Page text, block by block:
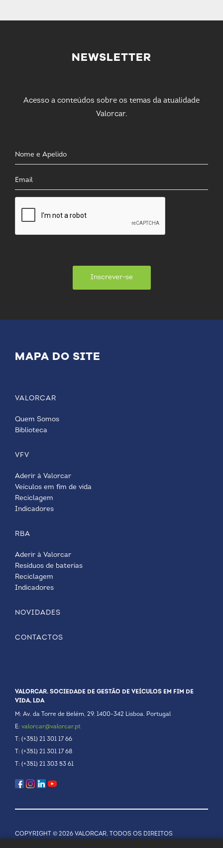
NEWSLETTER
Acesso a conteúdos sobre os temas da atualidade
Valorcar.
Inscrever-se
MAPA DO SITE
VALORCAR
Quem Somos
Biblioteca
VFV
Aderir à Valorcar
Veículos em fim de vida
Reciclagem
Indicadores
RBA
Aderir à Valorcar
Resíduos de baterias
Reciclagem
Indicadores
NOVIDADES
CONTACTOS
VALORCAR. SOCIEDADE DE GESTÃO DE VEÍCULOS EM FIM DE
VIDA, LDA
M: Av. da Torre de Belém, 29. 1400-342 Lisboa. Portugal
E: valorcar@valorcar.pt
T: (+351) 21 301 17 66
T: (+351) 21 301 17 68
T: (+351) 21 303 53 61
COPYRIGHT © 2026 VALORCAR, TODOS OS DIREITOS